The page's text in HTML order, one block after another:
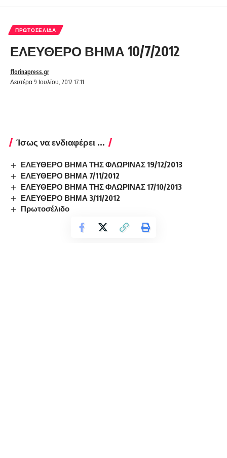
ΠΡΩΤΟΣΈΛΙΔΑ
ΕΛΕΥΘΕΡΟ ΒΗΜΑ 10/7/2012
Δευτέρα 9 Ιουλίου, 2012 17:11
florinapress.gr
Ίσως να ενδιαφέρει ...
ΕΛΕΥΘΕΡΟ ΒΗΜΑ ΤΗΣ ΦΛΩΡΙΝΑΣ 19/12/2013
ΕΛΕΥΘΕΡΟ ΒΗΜΑ 7/11/2012
ΕΛΕΥΘΕΡΟ ΒΗΜΑ ΤΗΣ ΦΛΩΡΙΝΑΣ 17/10/2013
ΕΛΕΥΘΕΡΟ ΒΗΜΑ 3/11/2012
Πρωτοσέλιδο